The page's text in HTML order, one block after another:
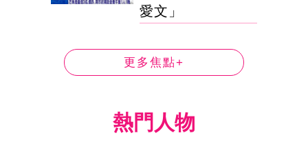
愛文」
更多焦點+
熱門人物